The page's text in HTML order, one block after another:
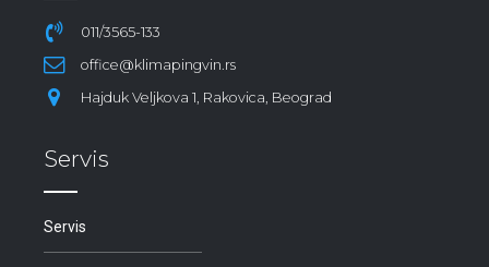
011/3565-133
office@klimapingvin.rs
Hajduk Veljkova 1, Rakovica, Beograd
Servis
Servis